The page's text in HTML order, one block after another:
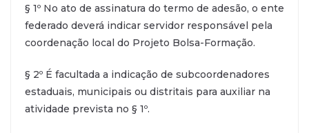
§ 1º No ato de assinatura do termo de adesão, o ente
federado deverá indicar servidor responsável pela
coordenação local do Projeto Bolsa-Formação.
§ 2º É facultada a indicação de subcoordenadores
estaduais, municipais ou distritais para auxiliar na
atividade prevista no § 1º.